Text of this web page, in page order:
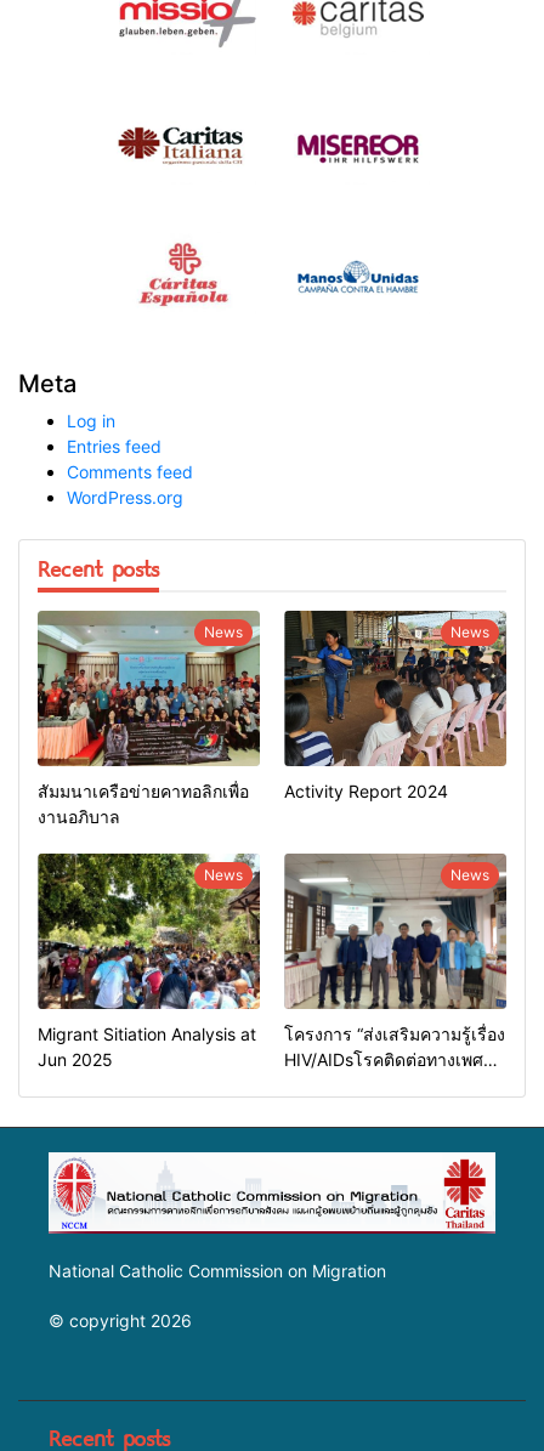
Meta
Log in
Entries feed
Comments feed
WordPress.org
Recent posts
News
สัมมนาเครือข่ายคาทอลิกเพื่อ
งานอภิบาล
News
Activity Report 2024
News
Migrant Sitiation Analysis at
Jun 2025
News
โครงการ “ส่งเสริมความรู้เรื่อง
HIV/AIDsโรคติดต่อทางเพศ
National Catholic Commission on Migration
© copyright 2026
Recent posts